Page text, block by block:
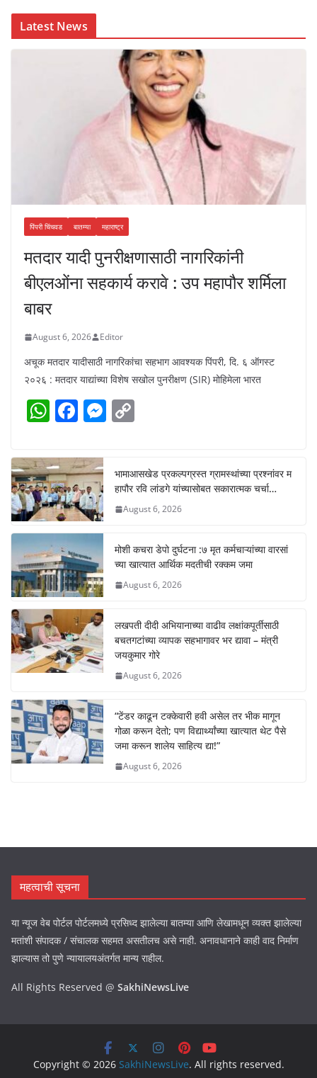
Latest News
पिंपरी चिंचवड बातम्या महाराष्ट्र
मतदार यादी पुनरीक्षणासाठी नागरिकांनी
बीएलओंना सहकार्य करावे : उप महापौर शर्मिला
बाबर
August 6, 2026 Editor
अचूक मतदार यादीसाठी नागरिकांचा सहभाग आवश्यक पिंपरी, दि. ६ ऑगस्ट
२०२६ : मतदार याद्यांच्या विशेष सखोल पुनरीक्षण (SIR) मोहिमेला भारत
W
at
s
A
p
p
F
c
e
b
o
o
k
M
e
n
er
y
Li
n
k
भामाआसखेड प्रकल्पग्रस्त ग्रामस्थांच्या प्रश्नांवर म
हापौर रवि लांडगे यांच्यासोबत सकारात्मक चर्चा…
August 6, 2026
मोशी कचरा डेपो दुर्घटना :७ मृत कर्मचाऱ्यांच्या वारसां
च्या खात्यात आर्थिक मदतीची रक्कम जमा
August 6, 2026
लखपती दीदी अभियानाच्या वाढीव लक्षांकपूर्तीसाठी
बचतगटांच्या व्यापक सहभागावर भर द्यावा – मंत्री
जयकुमार गोरे
August 6, 2026
“टेंडर काढून टक्केवारी हवी असेल तर भीक मागून
गोळा करून देतो; पण विद्यार्थ्यांच्या खात्यात थेट पैसे
जमा करून शालेय साहित्य द्या!”
August 6, 2026
महत्वाची सूचना
या न्यूज वेब पोर्टल पोर्टलमध्ये प्रसिध्द झालेल्या बातम्या आणि लेखामधून व्यक्त झालेल्या
मतांशी संपादक / संचालक सहमत असतीलच असे नाही. अनावधानाने काही वाद निर्माण
झाल्यास तो पुणे न्यायालयअंतर्गत मान्य राहील.
All Rights Reserved @ SakhiNewsLive
Copyright © 2026 SakhiNewsLive. All rights reserved.